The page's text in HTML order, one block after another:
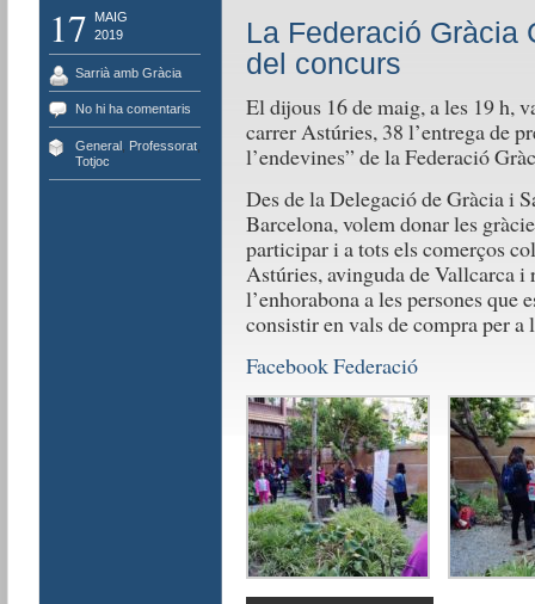
17
MAIG
2019
Sarrià amb Gràcia
No hi ha comentaris
General, Professorat,
Totjoc
La Federació Gràcia
del concurs
El dijous 16 de maig, a les 19 h,
carrer Astúries, 38 l’entrega de
l’endevines” de la Federació
Des de la Delegació de Gràcia i
Barcelona, volem donar les
participar i a tots els comerços
Astúries, avinguda de Vallcarca
l’enhorabona a les persones que
consistir en vals de compra per a
Facebook Federació